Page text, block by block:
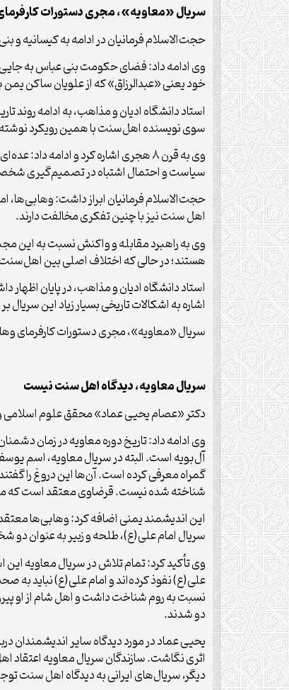
سریال «معاویه»، مجری دستورات
حجت‌الاسلام فرمانیان در ادامه به کیسانیه و
وی ادامه داد: فضای حکومت بنی عباس به
خود یعنی «عبدالرزاق» که از علویان ساکن
استاد دانشگاه ادیان و مذاهب، به ادامه
سوی نویسنده اهل‌سنت با همین رویکرد
وی به قرن ۸ هجری اشاره کرد و ادامه
سیاست و احتمال اشتباه در تصمیم‌گیری شخصی
حجت‌الاسلام فرمانیان ابراز داشت: وهابی‌ها،
اهل سنت نیز با چنین تفکری مخالفت دارند.
وی به راهبرد مقابله و واکنش نسبت به این
هستند؛ در حالی که اختلاف اصلی بین اهل‌سنت
استاد دانشگاه ادیان و مذاهب، در پایان اظهار
اشاره به اشکالات تاریخی بسیار زیاد این
سریال «معاویه»، مجری دستورات کارفرمای
سریال معاویه، دیدگاه اهل سنت نیست
دکتر «عصام یحیی عماد» محقق علوم اسلامی
وی ادامه داد: تاریخ دوره معاویه در زمان
آل‌بویه است. البته در سریال معاویه، اسم
گمراه معرفی کرده است. آن‌ها این دروغ را
شناخته شده نیست. قرضاوی معتقد است که
این اندیشمند یمنی اضافه کرد: وهابی‌ها
سریال امام علی(ع)، طلحه و زبیر به عنوان
وی تأکید کرد: تمام تلاش در سریال معاویه
علی(ع) نفوذ کرده‌اند و امام علی(ع) نباید به
نسبت به روم شناخت داشت و اهل شام از او
دو شدند.
یحیی عماد در مورد دیدگاه سایر
اثری نگاشت. سازندگان سریال معاویه اعتقاد
دیگر، سریال‌های ایرانی به دیدگاه اهل سنت